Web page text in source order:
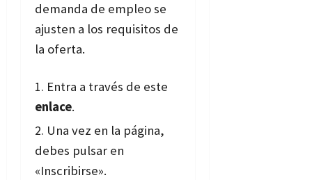
demanda de empleo se
ajusten a los requisitos de
la oferta.
Entra a través de este
enlace.
Una vez en la página,
debes pulsar en
«Inscribirse».